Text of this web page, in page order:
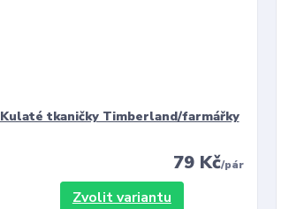
Kulaté tkaničky Timberland/farmářky
79 Kč/pár
Zvolit variantu